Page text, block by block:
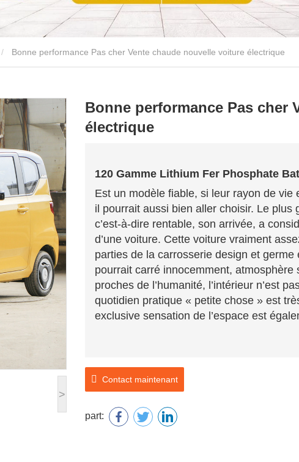
Bonne performance Pas cher Vente chaude nouvelle voiture électrique
>
Bonne performance Pas cher
électrique
120 Gamme Lithium Fer Phosphate
Est un modèle fiable, si leur rayon de
il pourrait aussi bien aller choisir. Le
c’est-à-dire rentable, son arrivée, a
d’une voiture. Cette voiture vraiment
parties de la carrosserie design et
pourrait carré innocemment,
proches de l’humanité, l’intérieur n’est
quotidien pratique « petite chose » est
exclusive sensation de l’espace est
Contact maintenant
part: